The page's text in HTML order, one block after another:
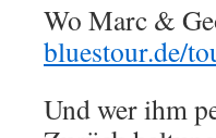
Wo Marc &
bluestour.de/
Und wer ihm